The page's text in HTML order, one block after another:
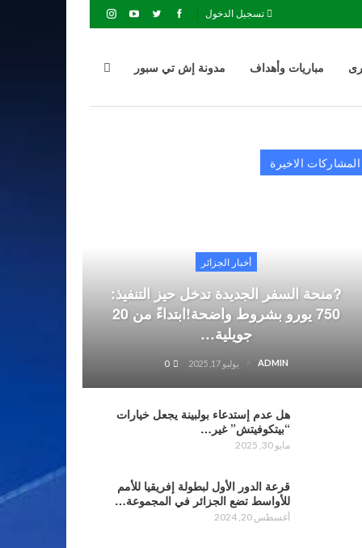
تسجيل الدخول
مباريات وأهداف مدونة إش تي سبور
المشاركات الاخيرة
أخبار الجزائر
?منحة السفر الجديدة تدخل حيز التنفيذ:
750 يورو بشروط واضحة!ابتداءً من 20
جويلية…
ADMIN يوليو 17, 2025 0
هل عدم إستدعاء بولبينة يجعل خيارات
“بيتكوفيتش” غير…
مايو 30, 2025
قرعة الدور الأول لبطولة إفريقيا للأمم
للأواسط تضع الجزائر في المجموعة…
أغسطس 20, 2024